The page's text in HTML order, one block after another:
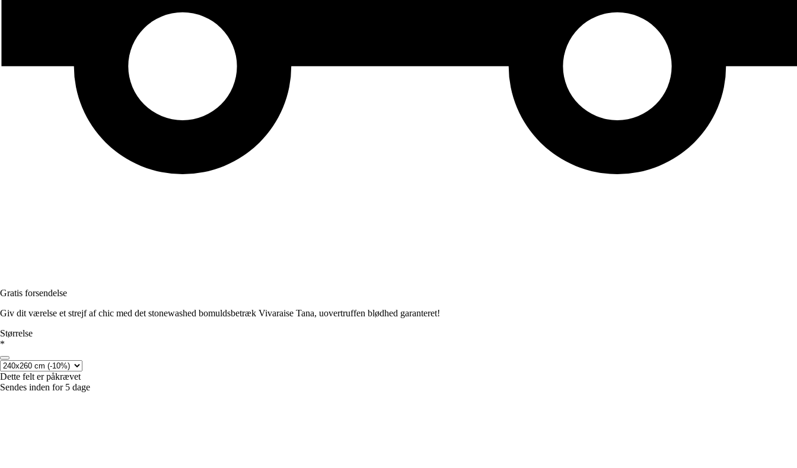
Gratis forsendelse
Giv dit værelse et strejf af chic med det stonewashed bomuldsbetræk Vivaraise Tana, uovertruffen blødhed garanteret!
Størrelse
*
Dette felt er påkrævet
Sendes inden for 5 dage